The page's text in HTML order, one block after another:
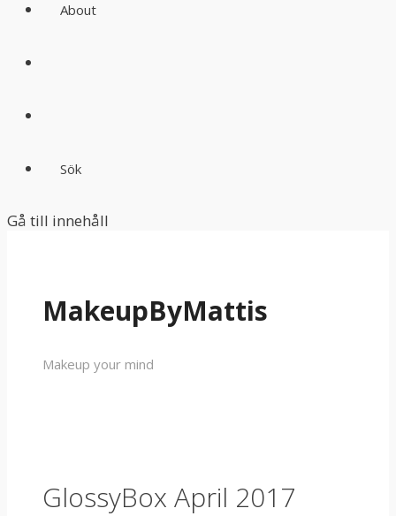
About
Sök
Gå till innehåll
MakeupByMattis
Makeup your mind
GlossyBox April 2017